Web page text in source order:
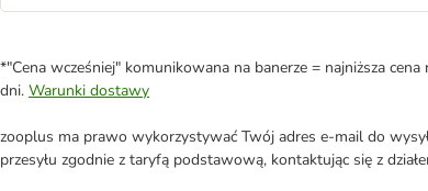
*"Cena wcześniej" komunikowana na banerze = najniższa
dni. Warunki dostawy
zooplus ma prawo wykorzystywać Twój adres e-mail do
przesyłu zgodnie z taryfą podstawową, kontaktując się z